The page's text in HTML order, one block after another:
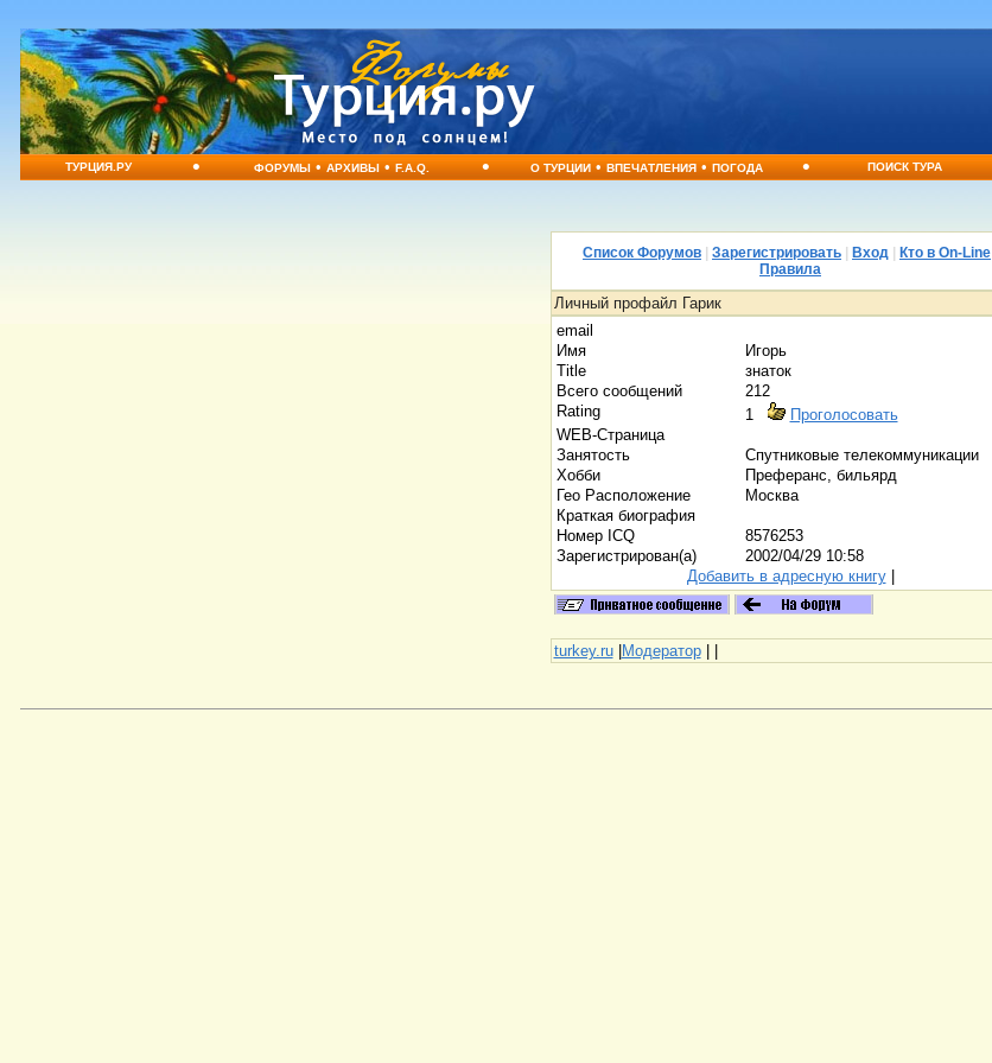
ТУРЦИЯ.РУ • ФОРУМЫ•АРХИВЫ•F.A.Q. • О ТУРЦИИ•ВПЕЧАТЛЕНИЯ•ПОГОДА • ПОИСК ТУРА
Список Форумов Зарегистрировать Вход Кто в On-Line
Правила
Личный профайл Гарик
email
Имя
Игорь
Title
знаток
Всего сообщений
212
Rating
1
Проголосовать
WEB-Страница
Занятость
Спутниковые телекоммуникации
Хобби
Преферанс, бильярд
Гео Расположение
Москва
Краткая биография
Номер ICQ
8576253
Зарегистрирован(а)
2002/04/29 10:58
Добавить в адресную книгу|
turkey.ru|Модератор| |